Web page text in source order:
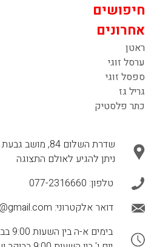
חיפושים
אחרונים
ראטן
ערסל זוגי
ספסל זוגי
גריל גז
כתר פלסטיק
שדרת השלום 84, מושב גבעת כ"ח
ניתן להגיע לאולם התצוגה
טלפון: 077-2316660
דואר אלקטרוני:
בימים א-ה בין השעות 9:00 בבוקר ועד 17:00